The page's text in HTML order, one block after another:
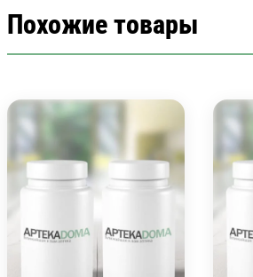
Похожие товары